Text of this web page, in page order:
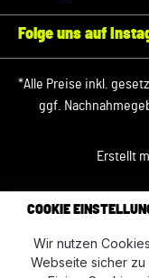
Folge uns auf
*Alle Preise inkl.
ggf.
Erstellt
COOKIE
Wir nutzen
Webseite sicher